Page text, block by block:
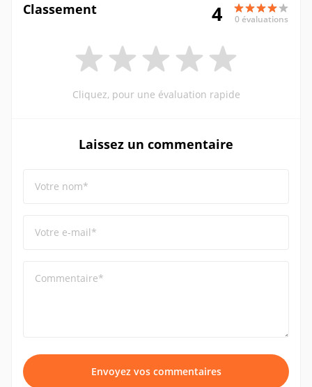
Classement 4 0 évaluations
Cliquez, pour une évaluation rapide
Laissez un commentaire
Votre nom*
Votre e-mail*
Commentaire*
Envoyez vos commentaires